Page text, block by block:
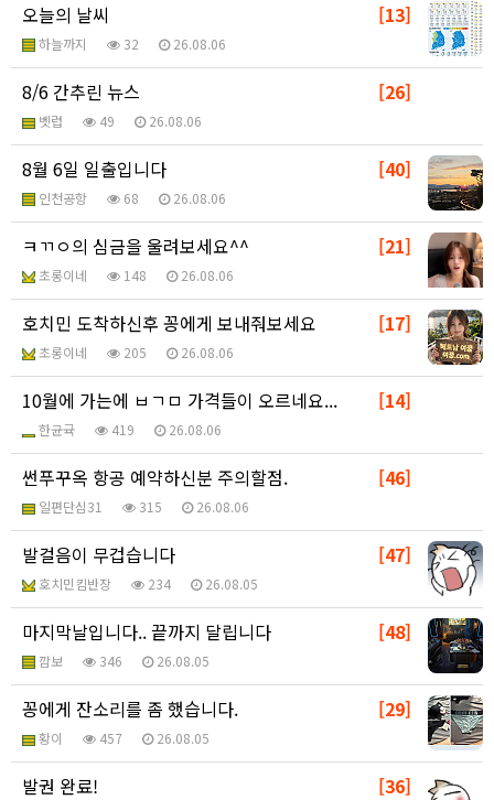
[13]
오늘의 날씨
하늘까지 32 26.08.06
[26]
8/6 간추린 뉴스
벳럽 49 26.08.06
[40]
8월 6일 일출입니다
인천공항 68 26.08.06
[21]
ㅋㄲㅇ의 심금을 울려보세요^^
초롱이네 148 26.08.06
[17]
호치민 도착하신후 꽁에게 보내줘보세요
초롱이네 205 26.08.06
[14]
10월에 가는에 ㅂㄱㅁ 가격들이 오르네요...
한균귝 419 26.08.06
[46]
썬푸꾸옥 항공 예약하신분 주의할점.
일편단심31 315 26.08.06
[47]
발걸음이 무겁습니다
호치민킴반장 234 26.08.05
[48]
마지막날입니다.. 끝까지 달립니다
깜보 346 26.08.05
[29]
꽁에게 잔소리를 좀 했습니다.
황이 457 26.08.05
[36]
발권 완료!